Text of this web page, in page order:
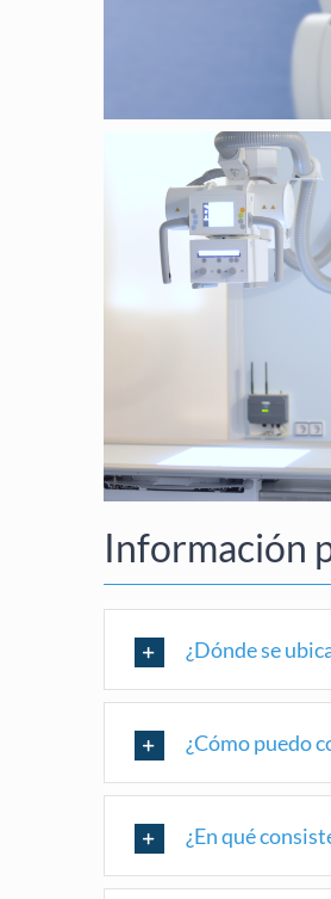
Información
¿Dónde se
¿Cómo puedo
¿En qué